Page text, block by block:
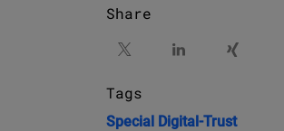
Share
Tags
Special Digital-Trust